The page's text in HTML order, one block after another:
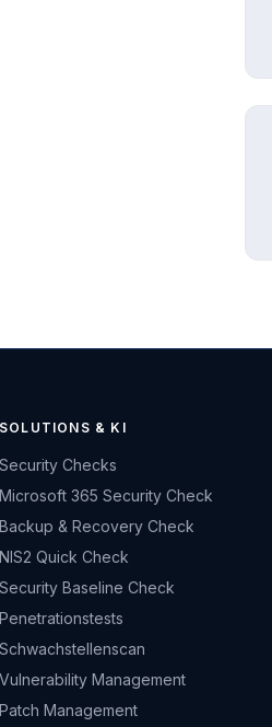
SOLUTIONS & KI
Security Checks
Microsoft 365 Security Check
Backup & Recovery Check
NIS2 Quick Check
Security Baseline Check
Penetrationstests
Schwachstellenscan
Vulnerability Management
Patch Management